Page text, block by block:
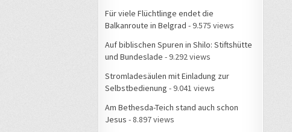
Für viele Flüchtlinge endet die
Balkanroute in Belgrad - 9.575 views
Auf biblischen Spuren in Shilo: Stiftshütte
und Bundeslade - 9.292 views
Stromladesäulen mit Einladung zur
Selbstbedienung - 9.041 views
Am Bethesda-Teich stand auch schon
Jesus - 8.897 views